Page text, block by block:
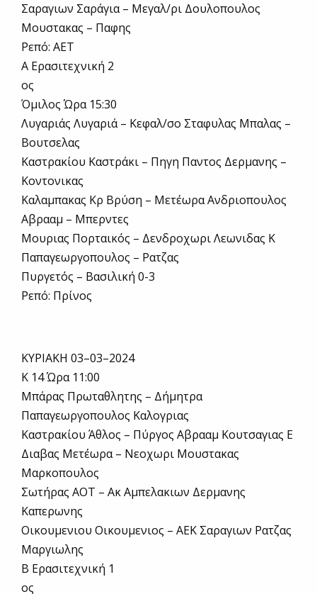
Σαραγιων Σαράγια – Μεγαλ/ρι Δουλοπουλος
Μουστακας – Παφης
Ρεπό: ΑΕΤ
Α Ερασιτεχνική 2
ος
Όμιλος Ώρα 15:30
Λυγαριάς Λυγαριά – Κεφαλ/σο Σταφυλας Μπαλας –
Βουτσελας
Καστρακίου Καστράκι – Πηγη Παντος Δερμανης –
Κοντονικας
Καλαμπακας Κρ Βρύση – Μετέωρα Ανδριοπουλος
Αβρααμ – Μπερντες
Μουριας Πορταικός – Δενδροχωρι Λεωνιδας Κ
Παπαγεωργοπουλος – Ρατζας
Πυργετός – Βασιλική 0-3
Ρεπό: Πρίνος
ΚΥΡΙΑΚΗ 03–03–2024
Κ 14 Ώρα 11:00
Μπάρας Πρωταθλητης – Δήμητρα
Παπαγεωργοπουλος Καλογριας
Καστρακίου Άθλος – Πύργος Αβρααμ Κουτσαγιας Ε
Διαβας Μετέωρα – Νεοχωρι Μουστακας
Μαρκοπουλος
Σωτήρας ΑΟΤ – Ακ Αμπελακιων Δερμανης
Καπερωνης
Οικουμενιου Οικουμενιος – ΑΕΚ Σαραγιων Ρατζας
Μαργιωλης
Β Ερασιτεχνική 1
ος